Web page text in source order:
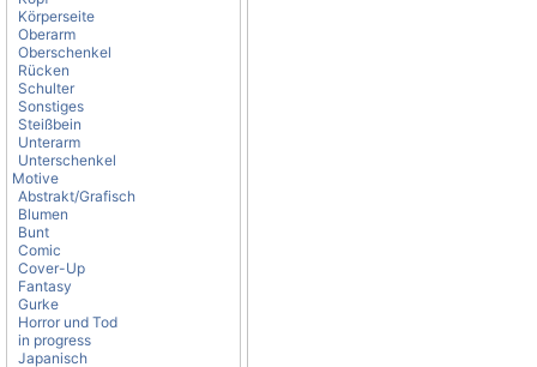
Körperseite
Oberarm
Oberschenkel
Rücken
Schulter
Sonstiges
Steißbein
Unterarm
Unterschenkel
Motive
Abstrakt/Grafisch
Blumen
Bunt
Comic
Cover-Up
Fantasy
Gurke
Horror und Tod
in progress
Japanisch